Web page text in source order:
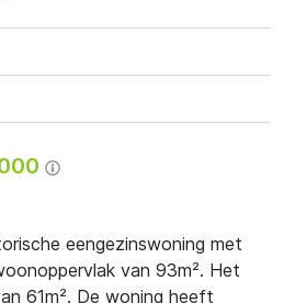
eengezinswoning met
van 93m². Het
61m². De woning heeft